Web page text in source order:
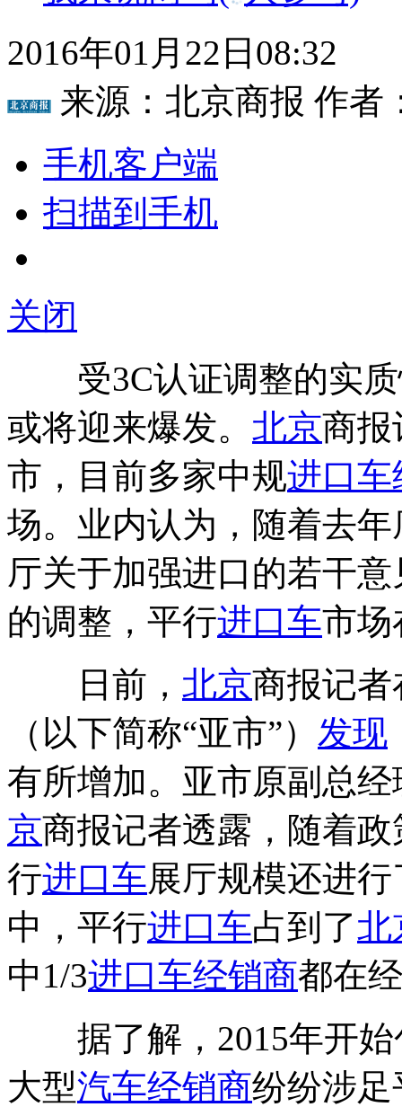
2016年01月22日08:32
来源： 北京商报 作者
手机客户端
扫描到手机
关闭
受3C认证调整的实质
或将迎来爆发。 北京商报
市，目前多家中规进口车
场。业内认为，随着去
厅关于加强进口的若干
的调整，平行进口车市场
日前， 北京商报记
（以下简称“亚市”） 发现
有所增加。亚市原副总
京商报记者透露，随着
行进口车展厅规模还进
中，平行进口车占到了北
中1/3进口车经销商都在
据了解，2015年开始
大型汽车经销商纷纷涉足